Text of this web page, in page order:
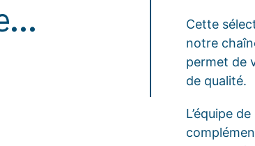
…
Cette
notre
permet de
de qualité.
L’équipe de